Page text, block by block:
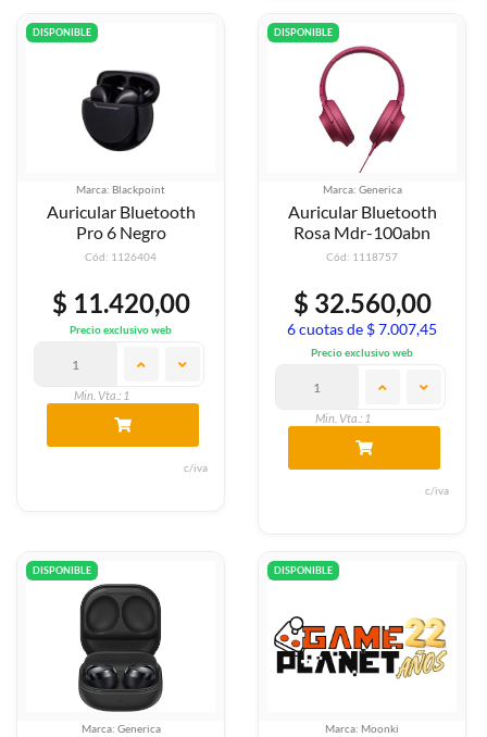
DISPONIBLE
Marca: Blackpoint
Auricular Bluetooth
Pro 6 Negro
Cód: 1126404
$ 11.420,00
Precio exclusivo web
Min. Vta.: 1
c/iva
DISPONIBLE
Marca: Generica
Auricular Bluetooth
Rosa Mdr-100abn
Cód: 1118757
$ 32.560,00
6 cuotas de $ 7.007,45
Precio exclusivo web
Min. Vta.: 1
c/iva
DISPONIBLE
Marca: Generica
DISPONIBLE
Marca: Moonki